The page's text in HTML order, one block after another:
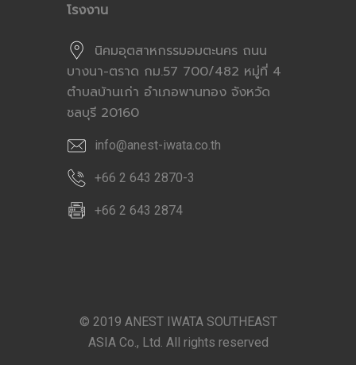
โรงงาน
นิคมอุตสาหกรรมอมตะนคร ถนน
บางนา-ตราด กม.57 700/482 หมู่ที่ 4
ตำบลบ้านเก่า อำเภอพานทอง จังหวัด
ชลบุรี 20160
info@anest-iwata.co.th
+66 2 643 2870-3
+66 2 643 2874
© 2019 ANEST IWATA SOUTHEAST
ASIA Co., Ltd. All rights reserved